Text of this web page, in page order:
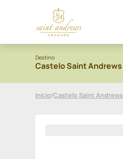
Destino
Castelo Saint Andrews
Início/Castelo Saint Andrews